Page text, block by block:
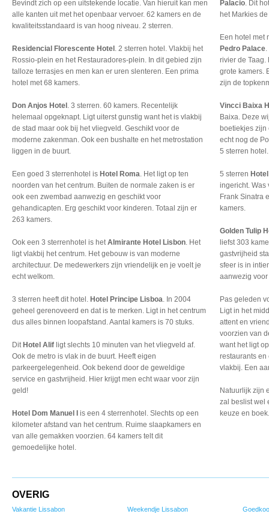
Bevindt zich op een uitstekende locatie. Van hieruit kan men
alle kanten uit met het openbaar vervoer. 62 kamers en de
kwaliteitsstandaard is van hoog niveau. 2 sterren.
Residencial Florescente Hotel . 2 sterren hotel. Vlakbij het
Rossio-plein en het Restauradores-plein. In dit gebied zijn
talloze terrasjes en men kan er uren slenteren. Een prima
hotel met 68 kamers.
Don Anjos Hotel . 3 sterren. 60 kamers. Recentelijk
helemaal opgeknapt. Ligt uiterst gunstig want het is vlakbij
de stad maar ook bij het vliegveld. Geschikt voor de
moderne zakenman. Ook een bushalte en het metrostation
liggen in de buurt.
Een goed 3 sterrenhotel is Hotel Roma. Het ligt op ten
noorden van het centrum. Buiten de normale zaken is er
ook een zwembad aanwezig en geschikt voor
gehandicapten. Erg geschikt voor kinderen. Totaal zijn er
263 kamers.
Ook een 3 sterrenhotel is hetAlmirante Hotel Lisbon. Het
ligt vlakbij het centrum. Het gebouw is van moderne
architectuur. De medewerkers zijn vriendelijk en je voelt je
echt welkom.
3 sterren heeft dit hotel. Hotel Principe Lisboa. In 2004
geheel gerenoveerd en dat is te merken. Ligt in het centrum
dus alles binnen loopafstand. Aantal kamers is 70 stuks.
Dit Hotel Alif ligt slechts 10 minuten van het vliegveld af.
Ook de metro is vlak in de buurt. Heeft eigen
parkeergelegenheid. Ook bekend door de geweldige
service en gastvrijheid. Hier krijgt men echt waar voor zijn
geld!
Hotel Dom Manuel I is een 4 sterrenhotel. Slechts op een
kilometer afstand van het centrum. Ruime slaapkamers en
van alle gemakken voorzien. 64 kamers telt dit
gemoedelijke hotel.
Palacio. Dit
het Markies
Een hotel met
Pedro Palace
rivier de Taag.
grote kamers.
zijn de
Vincci Baixa
Baixa. Deze
boetiekjes zijn
echt nog de
5 sterren hotel.
5 sterren Hotel
ingericht. Was
Frank Sinatra
kamers.
Golden Tulip
liefst 303
gastvrijheid
sfeer is in
aanwezig
Pas geleden
Ligt in het
attent en
voorzien van
want het ligt
restaurants
vlakbij. Een
Natuurlijk zijn
zal beslist wel
keuze en
OVERIG
Vakantie Lissabon Weekendje Lissabon